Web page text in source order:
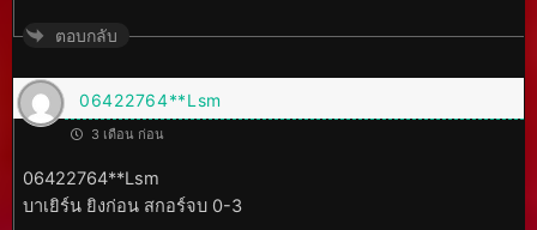
ตอบกลับ
06422764**Lsm
3 เดือน ก่อน
06422764**Lsm
บาเยิร์น ยิงก่อน สกอร์จบ 0-3